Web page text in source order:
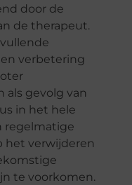
door de
de therapeut.
verbetering
als gevolg van
in het hele
regelmatige
het verwijderen
te voorkomen.